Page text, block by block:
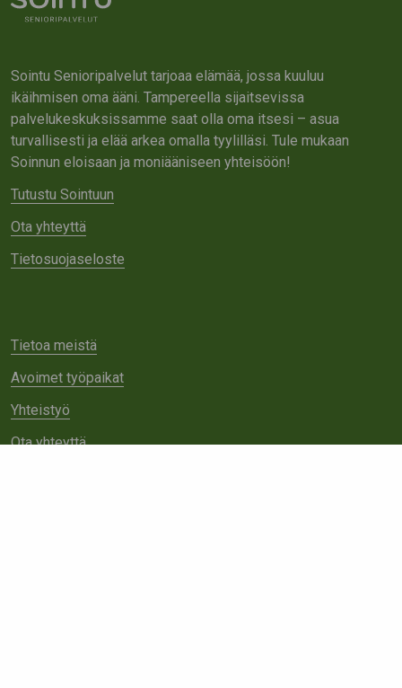
Sointu Senioripalvelut tarjoaa elämää, jossa kuuluu
ikäihmisen oma ääni. Tampereella sijaitsevissa
palvelukeskuksissamme saat olla oma itsesi – asua
turvallisesti ja elää arkea omalla tyylilläsi. Tule mukaan
Soinnun eloisaan ja moniääniseen yhteisöön!
Tutustu Sointuun
Ota yhteyttä
Tietosuojaseloste
Tietoa meistä
Avoimet työpaikat
Yhteistyö
Ota yhteyttä